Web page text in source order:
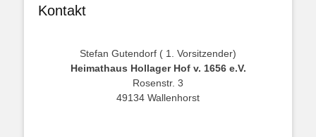
Kontakt
Stefan Gutendorf ( 1. Vorsitzender)
Heimathaus Hollager Hof v. 1656 e.V.
Rosenstr. 3
49134 Wallenhorst